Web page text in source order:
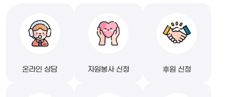
온라인 상담 자원봉사 신청 후원 신청